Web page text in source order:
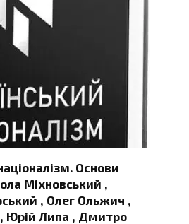
Основи
Міхновський ,
, Олег Ольжич ,
Юрій Липа , Дмитро